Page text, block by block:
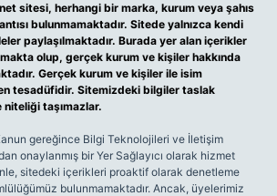
sitesi, herhangi bir marka, kurum veya şahıs
bulunmamaktadır. Sitede yalnızca kendi
paylaşılmaktadır. Burada yer alan içerikler
olup, gerçek kurum ve kişiler hakkında
Gerçek kurum ve kişiler ile isim
tesadüfidir. Sitemizdeki bilgiler taslak
taşımazlar.
gereğince Bilgi Teknolojileri ve İletişim
onaylanmış bir Yer Sağlayıcı olarak hizmet
sitedeki içerikleri proaktif olarak denetleme
bulunmamaktadır. Ancak, üyelerimiz